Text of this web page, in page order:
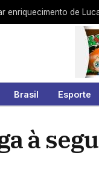
Brasil Esporte
à